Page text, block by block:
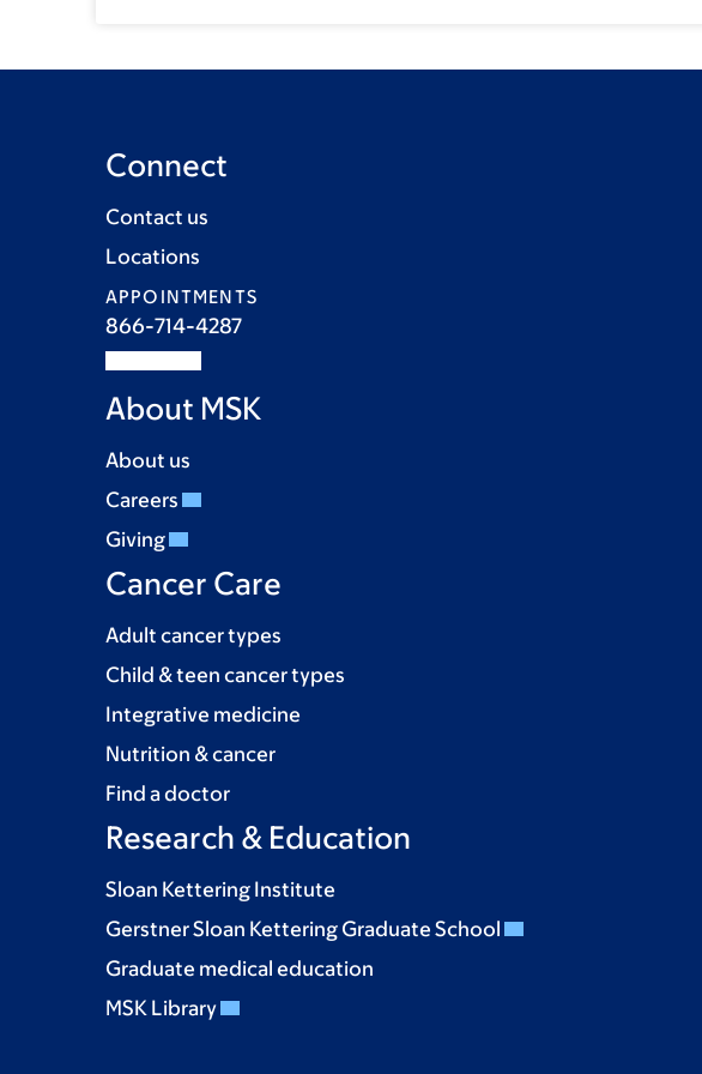
Connect
Contact us
Locations
APPOINTMENTS
866-714-4287
About MSK
About us
Careers
Giving
Cancer Care
Adult cancer types
Child & teen cancer types
Integrative medicine
Nutrition & cancer
Find a doctor
Research & Education
Sloan Kettering Institute
Gerstner Sloan Kettering Graduate School
Graduate medical education
MSK Library